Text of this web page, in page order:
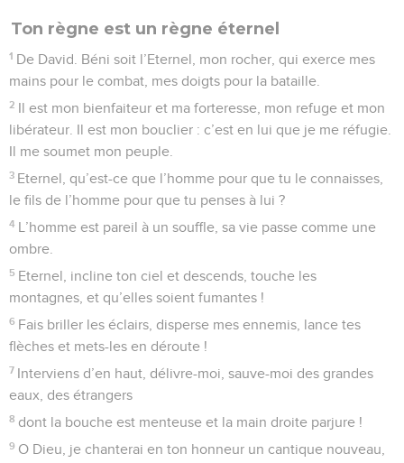
Ton règne est un règne éternel
1 De David. Béni soit l’Eternel, mon rocher, qui exerce mes
mains pour le combat, mes doigts pour la bataille.
2 Il est mon bienfaiteur et ma forteresse, mon refuge et mon
libérateur. Il est mon bouclier : c’est en lui que je me réfugie.
Il me soumet mon peuple.
3 Eternel, qu’est-ce que l’homme pour que tu le connaisses,
le fils de l’homme pour que tu penses à lui ?
4 L’homme est pareil à un souffle, sa vie passe comme une
ombre.
5 Eternel, incline ton ciel et descends, touche les
montagnes, et qu’elles soient fumantes !
6 Fais briller les éclairs, disperse mes ennemis, lance tes
flèches et mets-les en déroute !
7 Interviens d’en haut, délivre-moi, sauve-moi des grandes
eaux, des étrangers
8 dont la bouche est menteuse et la main droite parjure !
9 O Dieu, je chanterai en ton honneur un cantique nouveau,